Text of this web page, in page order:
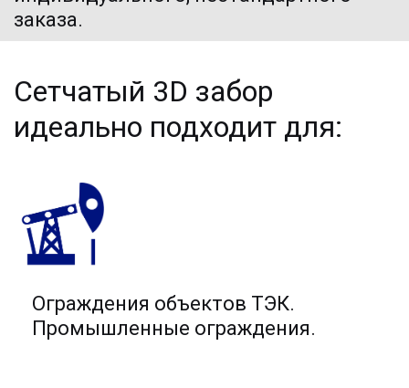
заказа.
Сетчатый 3D забор
идеально подходит для:
Ограждения объектов ТЭК.
Промышленные ограждения.